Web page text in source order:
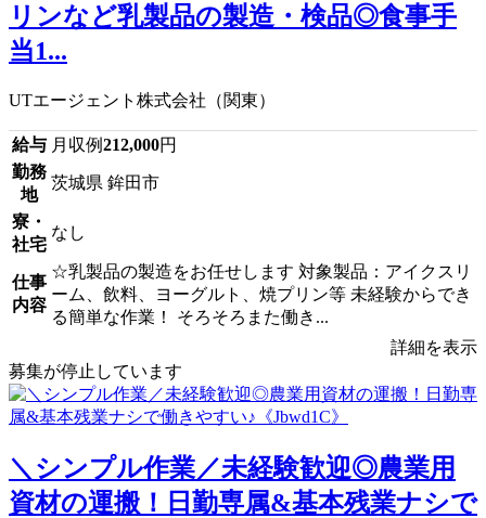
リンなど乳製品の製造・検品◎食事手
当1...
UTエージェント株式会社（関東）
給与 月収例212,000円
勤務
地
茨城県 鉾田市
寮・
社宅
なし
仕事
内容
☆乳製品の製造をお任せします 対象製品：アイクスリ
ーム、飲料、ヨーグルト、焼プリン等 未経験からでき
る簡単な作業！ そろそろまた働き...
詳細を表示
募集が停止しています
＼シンプル作業／未経験歓迎◎農業用
資材の運搬！日勤専属&基本残業ナシで